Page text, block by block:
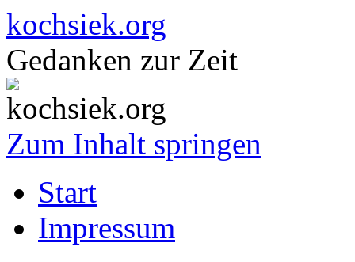
kochsiek.org
Gedanken zur Zeit
Zum Inhalt springen
Start
Impressum